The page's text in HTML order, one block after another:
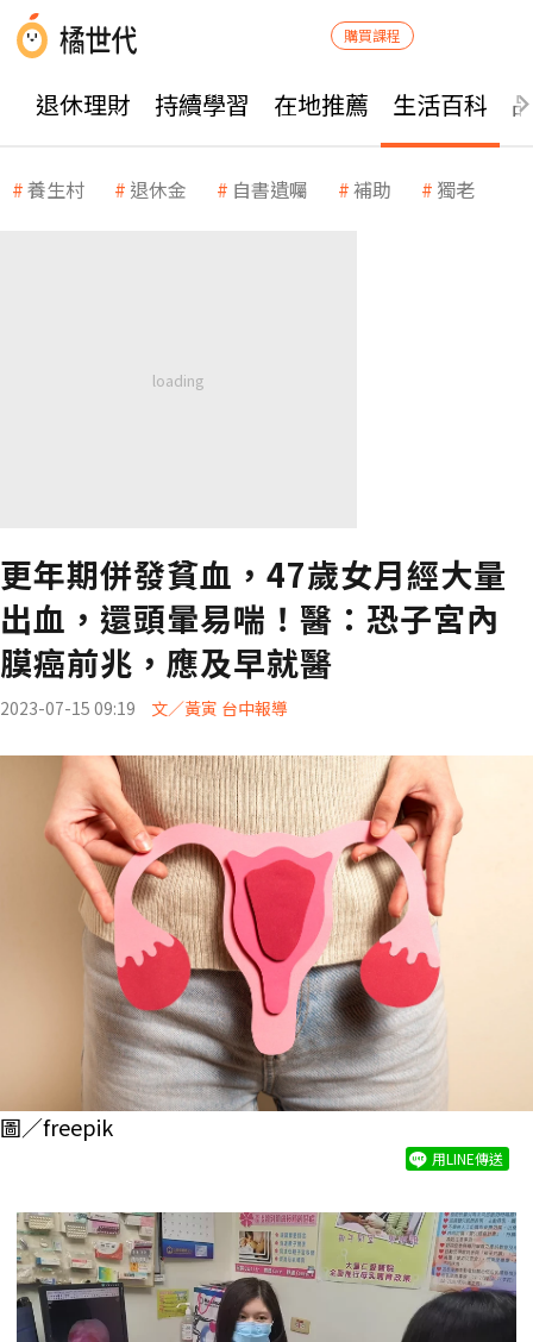
購買課程
退休理財 持續學習 在地推薦 生活百科
養生村 退休金 自書遺囑 補助 獨老
更年期併發貧血，47歲女月經大量
出血，還頭暈易喘！醫：恐子宮內
膜癌前兆，應及早就醫
2023-07-15 09:19 文／黃寅 台中報導
圖／freepik
用LINE傳送